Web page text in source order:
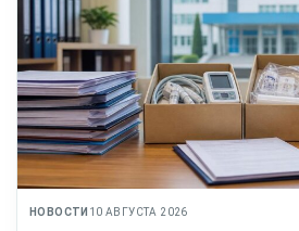
НОВОСТИ 10 АВГУСТА 2026